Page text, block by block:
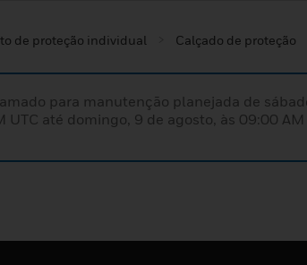
de proteção individual Calçado de proteção
para manutenção planejada de
UTC até domingo, 9 de agosto, às 09:00